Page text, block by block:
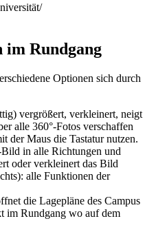
im Rundgang
Optionen sich durch
vergrößert, verkleinert, neigt
alle 360°-Fotos verschaffen
der Maus die Tastatur nutzen.
Bild in alle Richtungen und
oder verkleinert das Bild
alle Funktionen der
die Lagepläne des Campus
im Rundgang wo auf dem